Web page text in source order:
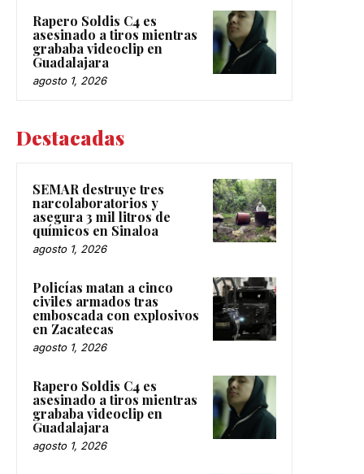
Rapero Soldis C4 es
asesinado a tiros mientras
grababa videoclip en
Guadalajara
agosto 1, 2026
Destacadas
SEMAR destruye tres
narcolaboratorios y
asegura 3 mil litros de
químicos en Sinaloa
agosto 1, 2026
Policías matan a cinco
civiles armados tras
emboscada con explosivos
en Zacatecas
agosto 1, 2026
Rapero Soldis C4 es
asesinado a tiros mientras
grababa videoclip en
Guadalajara
agosto 1, 2026